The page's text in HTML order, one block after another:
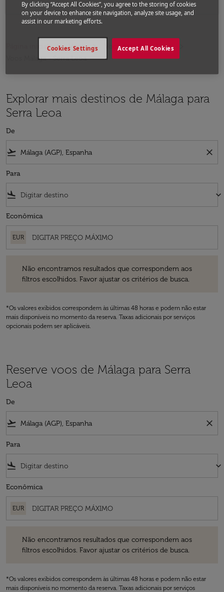
Página inicial Voos
Voos para Serra Leoa
Voos Málaga - Serra Leoa
Explorar mais destinos de Málaga para
Serra Leoa
De
flight_takeoff close
Para
flight_land keyboard_arrow_down
Econômica
EUR
Não encontramos resultados que correspondem aos
filtros escolhidos. Favor ajustar os critérios de busca.
*Os valores exibidos correspondem às últimas 48 horas e podem não estar
mais disponíveis no momento da reserva. Taxas adicionais por serviços
opcionais podem ser aplicáveis.
Reserve voos de Málaga para Serra
Leoa
De
flight_takeoff close
Para
flight_land keyboard_arrow_down
Econômica
EUR
Não encontramos resultados que correspondem aos
filtros escolhidos. Favor ajustar os critérios de busca.
*Os valores exibidos correspondem às últimas 48 horas e podem não estar
mais disponíveis no momento da reserva. Taxas adicionais por serviços
By clicking “Accept All Cookies”, you agree to the storing of cookies
on your device to enhance site navigation, analyze site usage, and
assist in our marketing efforts.
Accept All Cookies
Cookies Settings